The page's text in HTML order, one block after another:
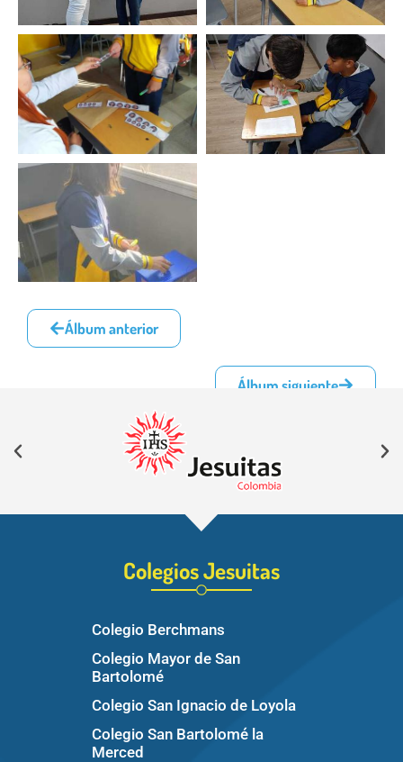
Álbum anterior
Álbum siguiente
Colegios Jesuitas
Colegio Berchmans
Colegio Mayor de San
Bartolomé
Colegio San Ignacio de Loyola
Colegio San Bartolomé la
Merced